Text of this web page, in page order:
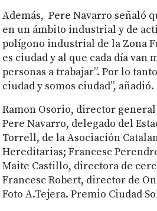
Además, Pere Navarro señaló
en un ámbito industrial y de
polígono industrial de la Zona
es ciudad y al que cada día van
personas a trabajar”. Por lo
ciudad y somos ciudad”, añadió.
Ramon Osorio, director
Pere Navarro, delegado del
Torrell, de la Asociación
Hereditarias; Francesc
Maite Castillo, directora de
Francesc Robert, director de
Foto A.Tejera. Premio Ciudad